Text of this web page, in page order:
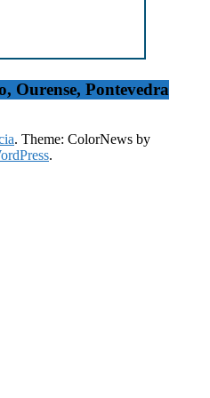
Ourense, Pontevedra
. Theme: ColorNews by
.